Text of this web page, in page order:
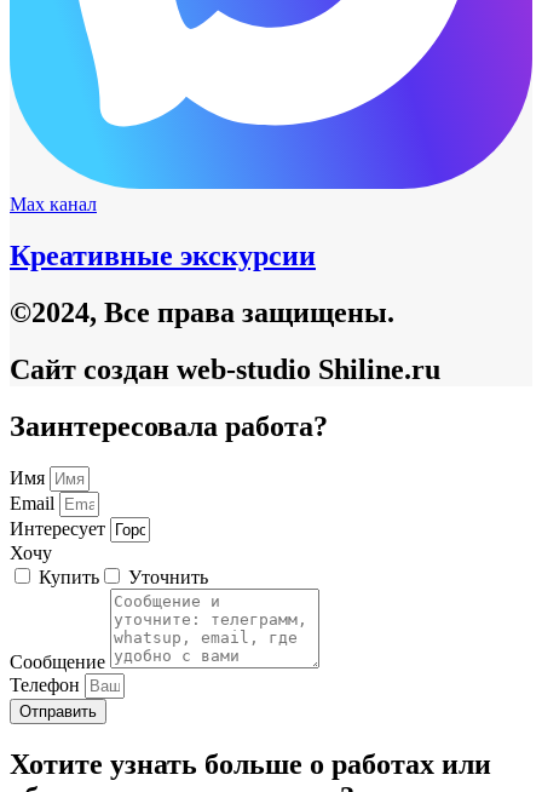
Max канал
Креативные экскурсии
©2024, Все права защищены.
Сайт создан web-studio Shiline.ru
Заинтересовала работа?
Имя
Email
Интересует
Хочу
Купить
Уточнить
Сообщение
Телефон
Отправить
Хотите узнать больше о работах или